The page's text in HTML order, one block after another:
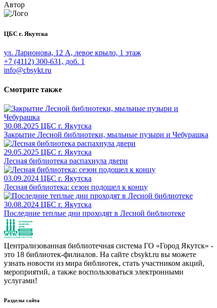
Автор
ЦБС г. Якутска
ул. Ларионова, 12 А, левое крыло, 1 этаж
+7 (4112) 300-631, доб. 1
info@cbsykt.ru
Смотрите также
30.08.2025 ЦБС г. Якутска
Закрытие Лесной библиотеки, мыльные пузыри и Чебурашка
29.05.2025 ЦБС г. Якутска
Лесная библиотека распахнула двери
03.09.2024 ЦБС г. Якутска
Лесная библиотека: сезон подошел к концу
30.08.2024 ЦБС г. Якутска
Последние теплые дни проходят в Лесной библиотеке
Централизованная библиотечная система ГО «Город Якутск» -
это 18 библиотек-филиалов. На сайте cbsykt.ru вы можете
узнать новости из мира библиотек, стать участником акций,
мероприятий, а также воспользоваться электронными
услугами!
Разделы сайта